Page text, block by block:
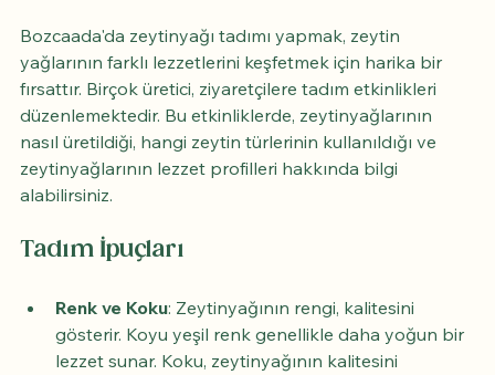
Bozcaada'da zeytinyağı tadımı yapmak, zeytin
yağlarının farklı lezzetlerini keşfetmek için harika bir
fırsattır. Birçok üretici, ziyaretçilere tadım etkinlikleri
düzenlemektedir. Bu etkinliklerde, zeytinyağlarının
nasıl üretildiği, hangi zeytin türlerinin kullanıldığı ve
zeytinyağlarının lezzet profilleri hakkında bilgi
alabilirsiniz.
Tadım İpuçları
Renk ve Koku: Zeytinyağının rengi, kalitesini
gösterir. Koyu yeşil renk genellikle daha yoğun bir
lezzet sunar. Koku, zeytinyağının kalitesini